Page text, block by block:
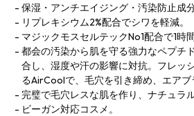
保湿・アンチエイジング・汚染防止成分
リプレキシウム2%配合でシワを軽減。
マジックモスセルテックNo1配合で1時間
都会の汚染から肌を守る強力なペプチ
合し、湿度や汗の影響に対抗。フレッ
るAirCoolで、毛穴を引き締め、エアブ
完璧で毛穴レスな肌を作り、ナチュラ
ビーガン対応コスメ。